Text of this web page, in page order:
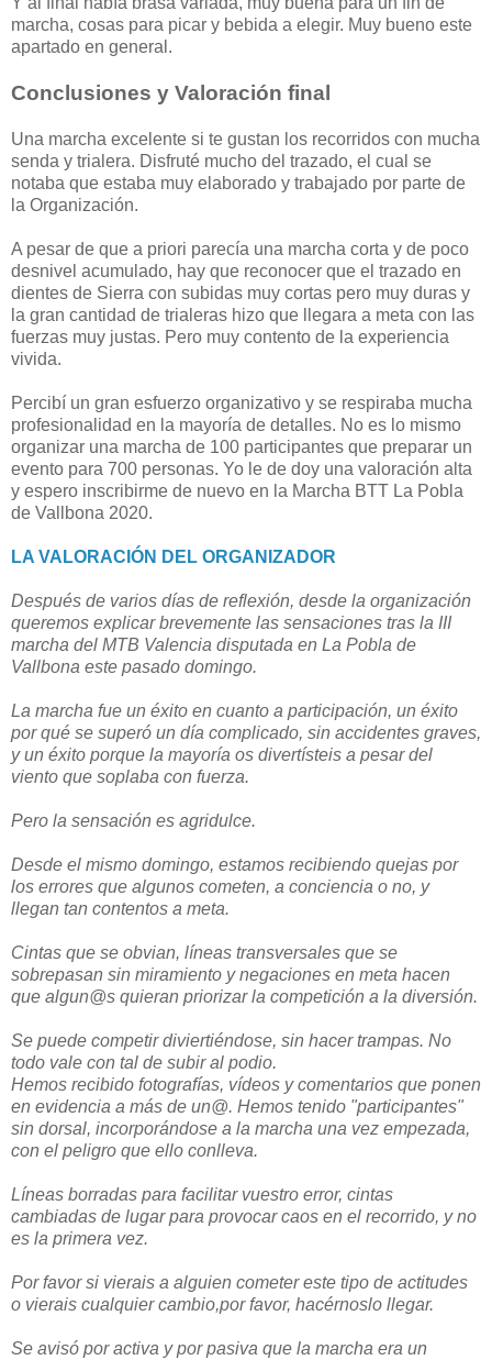
marcha, cosas para picar y bebida a elegir. Muy bueno este
apartado en general.
Conclusiones y Valoración final
Una marcha excelente si te gustan los recorridos con mucha
senda y trialera. Disfruté mucho del trazado, el cual se
notaba que estaba muy elaborado y trabajado por parte de
la Organización.
A pesar de que a priori parecía una marcha corta y de poco
desnivel acumulado, hay que reconocer que el trazado en
dientes de Sierra con subidas muy cortas pero muy duras y
la gran cantidad de trialeras hizo que llegara a meta con las
fuerzas muy justas. Pero muy contento de la experiencia
vivida.
Percibí un gran esfuerzo organizativo y se respiraba mucha
profesionalidad en la mayoría de detalles. No es lo mismo
organizar una marcha de 100 participantes que preparar un
evento para 700 personas. Yo le de doy una valoración alta
y espero inscribirme de nuevo en la Marcha BTT La Pobla
de Vallbona 2020.
LA VALORACIÓN DEL ORGANIZADOR
Después de varios días de reflexión, desde la organización
queremos explicar brevemente las sensaciones tras la III
marcha del MTB Valencia disputada en La Pobla de
Vallbona este pasado domingo.
La marcha fue un éxito en cuanto a participación, un éxito
por qué se superó un día complicado, sin accidentes graves,
y un éxito porque la mayoría os divertísteis a pesar del
viento que soplaba con fuerza.
Pero la sensación es agridulce.
Desde el mismo domingo, estamos recibiendo quejas por
los errores que algunos cometen, a conciencia o no, y
llegan tan contentos a meta.
Cintas que se obvian, líneas transversales que se
sobrepasan sin miramiento y negaciones en meta hacen
que algun@s quieran priorizar la competición a la diversión.
Se puede competir diviertiéndose, sin hacer trampas. No
todo vale con tal de subir al podio.
Hemos recibido fotografías, vídeos y comentarios que ponen
en evidencia a más de un@. Hemos tenido "participantes"
sin dorsal, incorporándose a la marcha una vez empezada,
con el peligro que ello conlleva.
Líneas borradas para facilitar vuestro error, cintas
cambiadas de lugar para provocar caos en el recorrido, y no
es la primera vez.
Por favor si vierais a alguien cometer este tipo de actitudes
o vierais cualquier cambio,por favor, hacérnoslo llegar.
Se avisó por activa y por pasiva que la marcha era un